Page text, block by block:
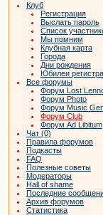
Клуб
Регистрация
Выслать пароль
Список
Мы помним
Клубная карта
Города
Дни рождения
Юбилеи
Все форумы
Форум Lost
Форум Photo
Форум Music
Форум Club
Форум Ad Libitum
Чат (0)
Правила форумов
Подкасты
FAQ
Полезные советы
Модераторы
Hall of shame
Последние
Архив форумов
Статистика